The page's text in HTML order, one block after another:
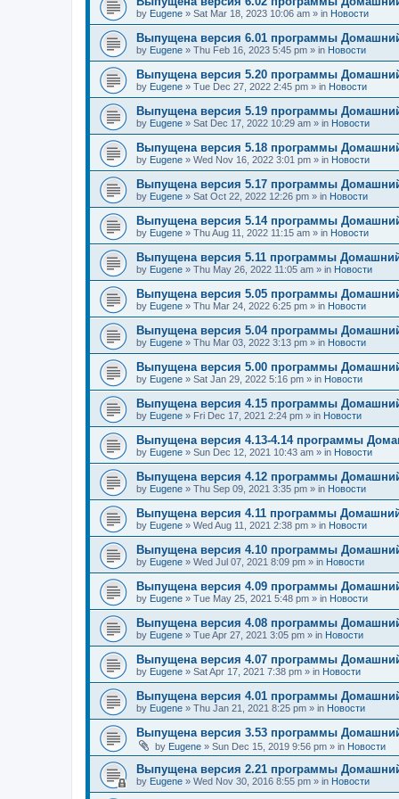
by Eugene » Sat Mar 18, 2023 10:06 am » in Новости
Выпущена версия 6.01 программы
by Eugene » Thu Feb 16, 2023 5:45 pm » in Новости
Выпущена версия 5.20 программы
by Eugene » Tue Dec 27, 2022 2:45 pm » in Новости
Выпущена версия 5.19 программы
by Eugene » Sat Dec 17, 2022 10:29 am » in Новости
Выпущена версия 5.18 программы
by Eugene » Wed Nov 16, 2022 3:01 pm » in Новости
Выпущена версия 5.17 программы
by Eugene » Sat Oct 22, 2022 12:26 pm » in Новости
Выпущена версия 5.14 программы
by Eugene » Thu Aug 11, 2022 11:15 am » in Новости
Выпущена версия 5.11 программы
by Eugene » Thu May 26, 2022 11:05 am » in Новости
Выпущена версия 5.05 программы
by Eugene » Thu Mar 24, 2022 6:25 pm » in Новости
Выпущена версия 5.04 программы
by Eugene » Thu Mar 03, 2022 3:13 pm » in Новости
Выпущена версия 5.00 программы
by Eugene » Sat Jan 29, 2022 5:16 pm » in Новости
Выпущена версия 4.15 программы
by Eugene » Fri Dec 17, 2021 2:24 pm » in Новости
Выпущена версия 4.13-4.14 программы
by Eugene » Sun Dec 12, 2021 10:43 am » in Новости
Выпущена версия 4.12 программы
by Eugene » Thu Sep 09, 2021 3:35 pm » in Новости
Выпущена версия 4.11 программы
by Eugene » Wed Aug 11, 2021 2:38 pm » in Новости
Выпущена версия 4.10 программы
by Eugene » Wed Jul 07, 2021 8:09 pm » in Новости
Выпущена версия 4.09 программы
by Eugene » Tue May 25, 2021 5:48 pm » in Новости
Выпущена версия 4.08 программы
by Eugene » Tue Apr 27, 2021 3:05 pm » in Новости
Выпущена версия 4.07 программы
by Eugene » Sat Apr 17, 2021 7:38 pm » in Новости
Выпущена версия 4.01 программы
by Eugene » Thu Jan 21, 2021 8:25 pm » in Новости
Выпущена версия 3.53 программы
by Eugene » Sun Dec 15, 2019 9:56 pm » in Новости
Выпущена версия 2.21 программы
by Eugene » Wed Nov 30, 2016 8:55 pm » in Новости